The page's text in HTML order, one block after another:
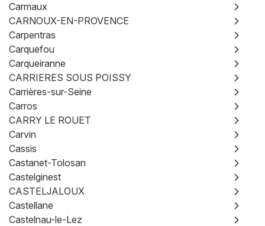
Carmaux
CARNOUX-EN-PROVENCE
Carpentras
Carquefou
Carqueiranne
CARRIERES SOUS POISSY
Carrières-sur-Seine
Carros
CARRY LE ROUET
Carvin
Cassis
Castanet-Tolosan
Castelginest
CASTELJALOUX
Castellane
Castelnau-le-Lez